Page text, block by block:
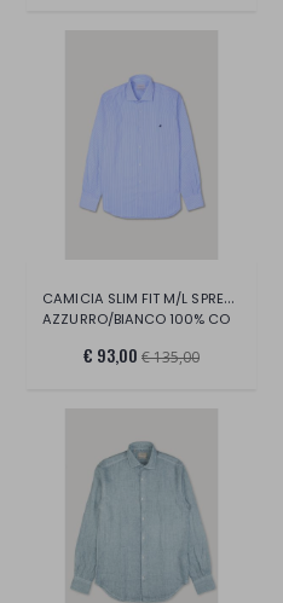
CAMICIA SLIM FIT M/L SPREAD COLLAR/COT
AZZURRO/BIANCO 100% CO
€ 93,00 € 135,00